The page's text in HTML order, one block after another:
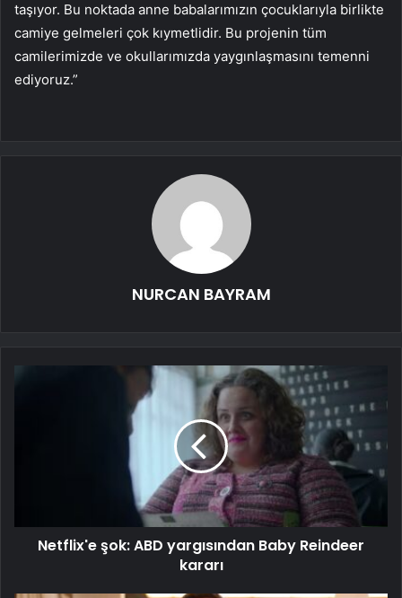
taşıyor. Bu noktada anne babalarımızın çocuklarıyla birlikte
camiye gelmeleri çok kıymetlidir. Bu projenin tüm
camilerimizde ve okullarımızda yaygınlaşmasını temenni
ediyoruz.”
NURCAN BAYRAM
Netflix'e şok: ABD yargısından Baby Reindeer
kararı